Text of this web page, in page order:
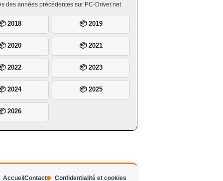
des années précédentes sur PC-Driver.net
2018 📦 2019
2020 📦 2021
2022 📦 2023
2024 📦 2025
2026
Accueil Contact Confidentialité et cookies